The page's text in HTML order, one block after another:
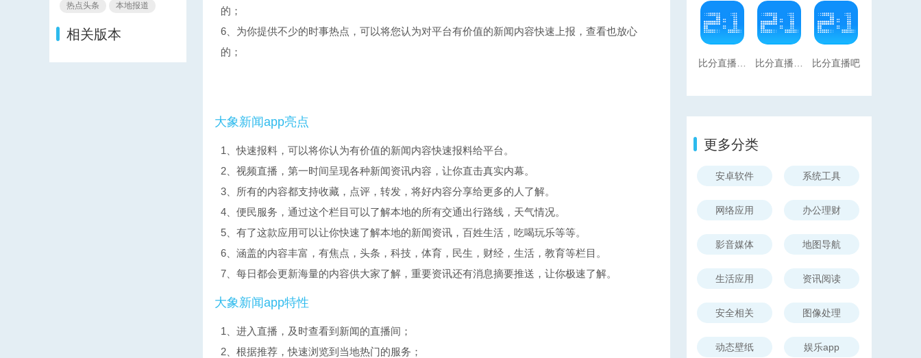
热点头条 本地报道
相关版本
的；
6、为你提供不少的时事热点，可以将您认为对平台有价值的新闻内容快速上报，查看也放心
的；
大象新闻app亮点
1、快速报料，可以将你认为有价值的新闻内容快速报料给平台。
2、视频直播，第一时间呈现各种新闻资讯内容，让你直击真实内幕。
3、所有的内容都支持收藏，点评，转发，将好内容分享给更多的人了解。
4、便民服务，通过这个栏目可以了解本地的所有交通出行路线，天气情况。
5、有了这款应用可以让你快速了解本地的新闻资讯，百姓生活，吃喝玩乐等等。
6、涵盖的内容丰富，有焦点，头条，科技，体育，民生，财经，生活，教育等栏目。
7、每日都会更新海量的内容供大家了解，重要资讯还有消息摘要推送，让你极速了解。
大象新闻app特性
1、进入直播，及时查看到新闻的直播间；
2、根据推荐，快速浏览到当地热门的服务；
比分直播吧
更多分类
安卓软件 系统工具
网络应用 办公理财
影音媒体 地图导航
生活应用 资讯阅读
安全相关 图像处理
动态壁纸 娱乐app